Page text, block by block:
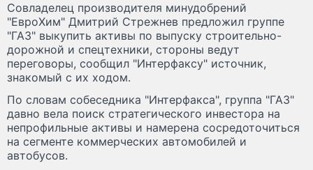
Совладелец производителя минудобрений
"ЕвроХим" Дмитрий Стрежнев предложил группе
"ГАЗ" выкупить активы по выпуску строительно-
дорожной и спецтехники, стороны ведут
переговоры, сообщил "Интерфаксу" источник,
знакомый с их ходом.
По словам собеседника "Интерфакса", группа "ГАЗ"
давно вела поиск стратегического инвестора на
непрофильные активы и намерена сосредоточиться
на сегменте коммерческих автомобилей и
автобусов.